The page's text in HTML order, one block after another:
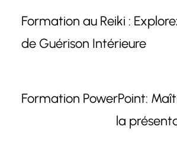
Formation au Reiki :
de Guérison Intérieure
Formation PowerPoint:
la